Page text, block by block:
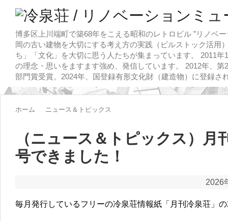
博多区上川端町で築68年をこえる昭和のレトロビル ”リノベ
岡の古い建物を大切にする考え方の実践（ビルストック活用
ち」「文化」を大切に思う人たちが集まっています。 2011
の理念・思いをますます強め、発信しています。 2012年、
部門賞受賞。2024年、国登録有形文化財（建造物）に登録さ
ホーム ニュース＆トピックス
（ニュース＆トピックス）月
号できました！
2026
毎月発行しているフリーの冷泉荘情報紙「月刊冷泉荘」